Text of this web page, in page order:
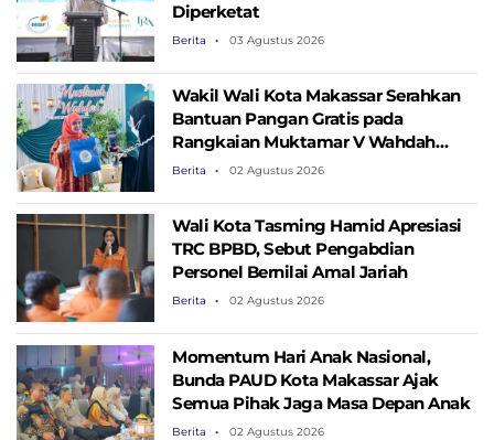
Diperketat
Berita 03 Agustus 2026
Wakil Wali Kota Makassar Serahkan
Bantuan Pangan Gratis pada
Rangkaian Muktamar V Wahdah
Islamiyah
Berita 02 Agustus 2026
Wali Kota Tasming Hamid Apresiasi
TRC BPBD, Sebut Pengabdian
Personel Bernilai Amal Jariah
Berita 02 Agustus 2026
Momentum Hari Anak Nasional,
Bunda PAUD Kota Makassar Ajak
Semua Pihak Jaga Masa Depan Anak
Berita 02 Agustus 2026